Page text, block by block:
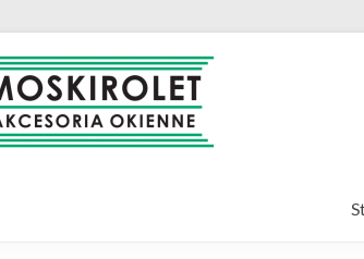
na
|
|